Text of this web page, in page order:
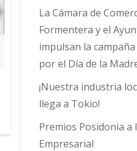
La Cámara de
Formentera y el
impulsan la
por el Día de la
¡Nuestra industria
llega a Tokio!
Premios Posidonia a
Empresarial